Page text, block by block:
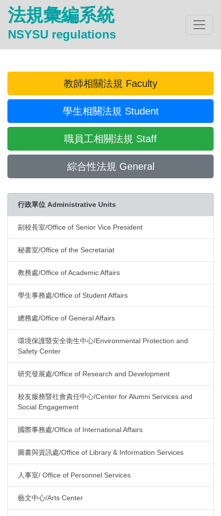
法規彙編系統
NSYSU regulations
教師相關法規 Faculty
學生相關法規 Student
職員工相關法規 Staff
綜合性法規 General
行政單位 Administrative Units
副校長室/Office of Senior Vice President
秘書室/Office of the Secretariat
教務處/Office of Academic Affairs
學生事務處/Office of Student Affairs
總務處/Office of General Affairs
環境保護暨安全衛生中心/Environmental Protection and
Safety Center
研究發展處/Office of Research and Development
校友服務暨社會責任中心/Center for Alumni Services and
Social Engagement
國際事務處/Office of International Affairs
圖書與資訊處/Office of Library & Information Services
人事室/ Office of Personnel Services
藝文中心/Arts Center